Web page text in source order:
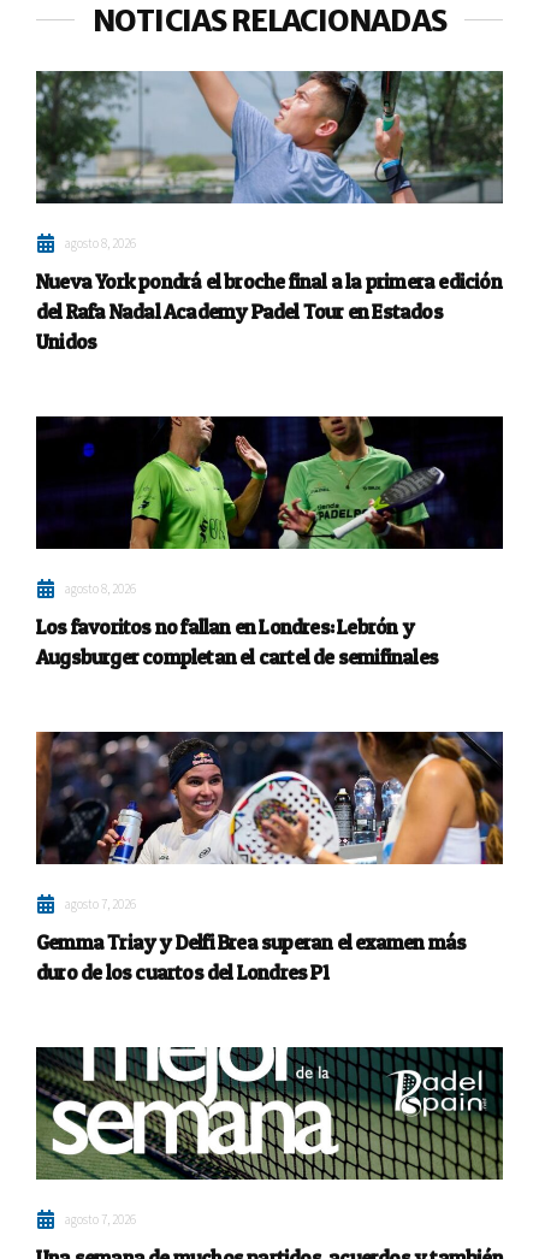
NOTICIAS RELACIONADAS
agosto 8, 2026
Nueva York pondrá el broche final a la primera edición
del Rafa Nadal Academy Padel Tour en Estados
Unidos
agosto 8, 2026
Los favoritos no fallan en Londres: Lebrón y
Augsburger completan el cartel de semifinales
agosto 7, 2026
Gemma Triay y Delfi Brea superan el examen más
duro de los cuartos del Londres P1
agosto 7, 2026